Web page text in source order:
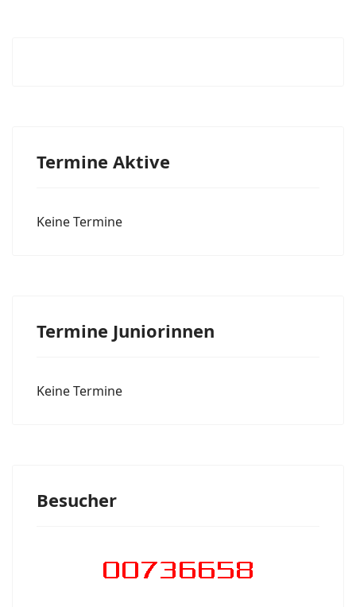
Termine Aktive
Keine Termine
Termine Juniorinnen
Keine Termine
Besucher